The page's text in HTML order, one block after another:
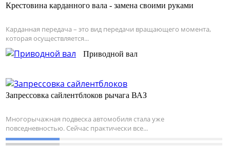
Крестовина карданного вала - замена своими руками
Карданная передача – это вид передачи вращающего момента,
которая осуществляется...
Приводной вал
Запрессовка сайлентблоков рычага ВАЗ
Многорычажная подвеска автомобиля стала уже
повседневностью. Сейчас практически все...